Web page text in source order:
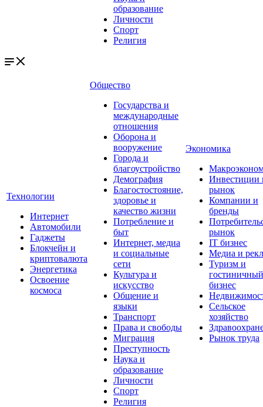
образование
Личности
Спорт
Религия
Технологии
Интернет
Автомобили
Гаджеты
Блокчейн и
криптовалюта
Энергетика
Освоение
космоса
Общество
Государства и
международные
отношения
Оборона и
вооружение
Города и
благоустройство
Демография
Благостостояние,
здоровье и
качество жизни
Потребление и
быт
Интернет, медиа
и социальные
сети
Культура и
искусство
Общение и
языки
Транспорт
Права и свободы
Миграция
Преступность
Наука и
образование
Личности
Спорт
Религия
Экономика
Инвестиции
рынок
Компании и
бренды
рынок
IT бизнес
Медиа и
Туризм и
гостиничный
бизнес
Сельское
хозяйство
Рынок труда